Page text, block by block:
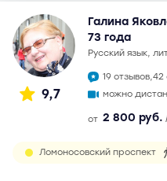
9,7
Галина
73 года
русский язык,
19 отзывов,42
можно
от 2 800 руб.
Ломоносовский проспект